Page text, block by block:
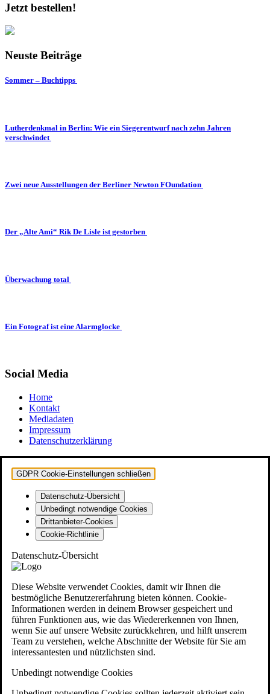
Jetzt bestellen!
Neuste Beiträge
Sommer – Buchtipps
Lutherdenkmal in Berlin: Wie ein Siegerentwurf nach zehn Jahren
verschwindet
Zwei neue Ausstellungen der Berliner Newton FOundation
Der „Alte Ami“ Rik De Lisle ist gestorben
Überwachung total
Ein Fotograf ist eine Alarmglocke
Social Media
Home
Kontakt
Mediadaten
Impressum
Datenschutzerklärung
GDPR Cookie-Einstellungen schließen
Datenschutz-Übersicht
Unbedingt notwendige Cookies
Drittanbieter-Cookies
Cookie-Richtlinie
Datenschutz-Übersicht
Diese Website verwendet Cookies, damit wir Ihnen die
bestmögliche Benutzererfahrung bieten können. Cookie-
Informationen werden in deinem Browser gespeichert und
führen Funktionen aus, wie das Wiedererkennen von Ihnen,
wenn Sie auf unsere Website zurückkehren, und hilft unserem
Team zu verstehen, welche Abschnitte der Website für Sie am
interessantesten und nützlichsten sind.
Unbedingt notwendige Cookies